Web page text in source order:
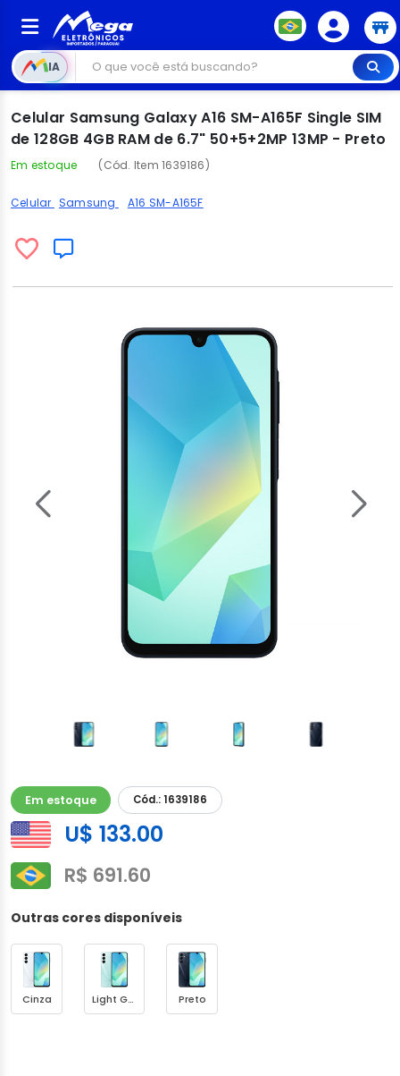
IA
Celular Samsung Galaxy A16 SM-A165F Single SIM
de 128GB 4GB RAM de 6.7" 50+5+2MP 13MP - Preto
Em estoque (Cód. Item 1639186)
Celular Samsung A16 SM-A165F
Em estoque Cód.: 1639186
U$ 133.00
R$ 691.60
Outras cores disponíveis
Cinza Light Green Preto